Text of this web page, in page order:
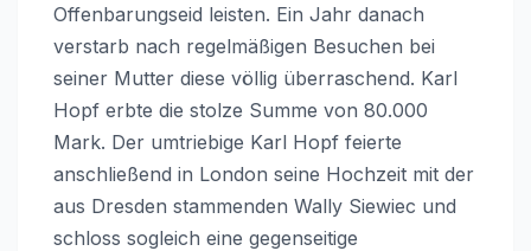
Offenbarungseid leisten. Ein Jahr danach
verstarb nach regelmäßigen Besuchen bei
seiner Mutter diese völlig überraschend. Karl
Hopf erbte die stolze Summe von 80.000
Mark. Der umtriebige Karl Hopf feierte
anschließend in London seine Hochzeit mit der
aus Dresden stammenden Wally Siewiec und
schloss sogleich eine gegenseitige